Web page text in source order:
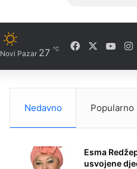
Novi Pazar 27 ℃ Facebook
Nedavno Popularno
Esma
usvojene